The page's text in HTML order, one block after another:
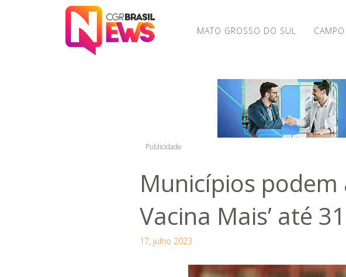
MATO GROSSO DO SUL
Publicidade
Municípios podem
Vacina Mais’ até
17, julho 2023